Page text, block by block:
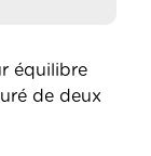
équilibre
de deux